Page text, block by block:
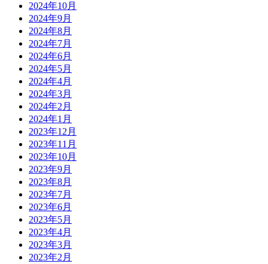
2024年10月
2024年9月
2024年8月
2024年7月
2024年6月
2024年5月
2024年4月
2024年3月
2024年2月
2024年1月
2023年12月
2023年11月
2023年10月
2023年9月
2023年8月
2023年7月
2023年6月
2023年5月
2023年4月
2023年3月
2023年2月